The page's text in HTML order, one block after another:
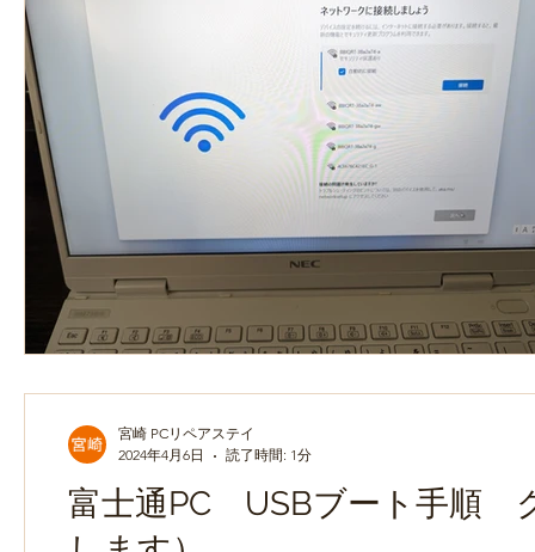
富士通PC USBブート手順
宮崎 PCリペアステイ
2024年4月6日
読了時間: 1分